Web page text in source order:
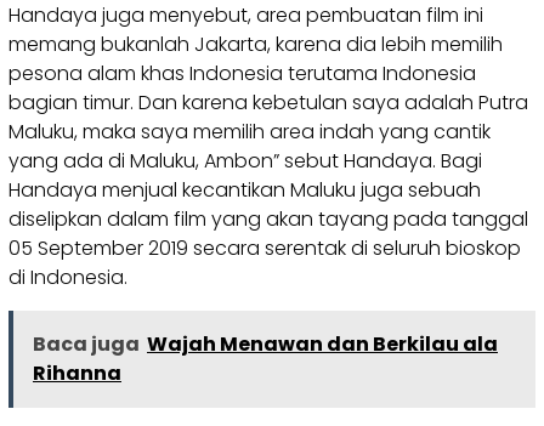
Handaya juga menyebut, area pembuatan film ini
memang bukanlah Jakarta, karena dia lebih memilih
pesona alam khas Indonesia terutama Indonesia
bagian timur. Dan karena kebetulan saya adalah Putra
Maluku, maka saya memilih area indah yang cantik
yang ada di Maluku, Ambon” sebut Handaya. Bagi
Handaya menjual kecantikan Maluku juga sebuah
diselipkan dalam film yang akan tayang pada tanggal
05 September 2019 secara serentak di seluruh bioskop
di Indonesia.
Baca juga Wajah Menawan dan Berkilau ala
Rihanna